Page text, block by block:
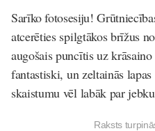
Sarīko fotosesiju!
atcerēties spilgtākos brīžus
augošais puncītis uz
fantastiski, un zeltainās
skaistumu vēl labāk par
Raksts